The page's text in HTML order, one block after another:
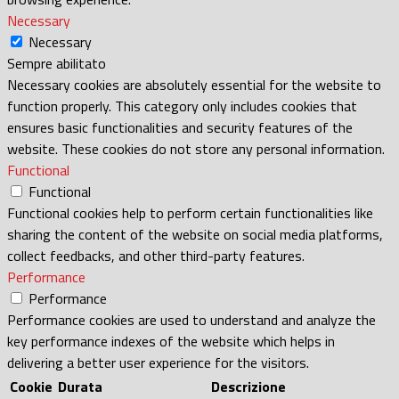
Necessary
Necessary
Sempre abilitato
Necessary cookies are absolutely essential for the website to
function properly. This category only includes cookies that
ensures basic functionalities and security features of the
website. These cookies do not store any personal information.
Functional
Functional
Functional cookies help to perform certain functionalities like
sharing the content of the website on social media platforms,
collect feedbacks, and other third-party features.
Performance
Performance
Performance cookies are used to understand and analyze the
key performance indexes of the website which helps in
delivering a better user experience for the visitors.
Cookie Durata Descrizione